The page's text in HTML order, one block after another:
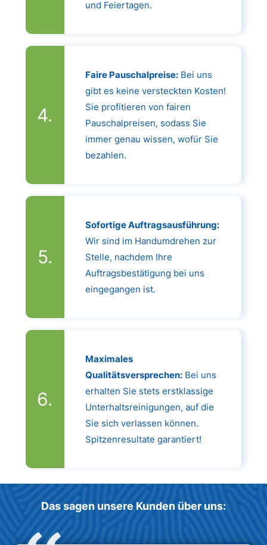
und Feiertagen.
Faire Pauschalpreise:Bei uns
gibt es keine versteckten Kosten!
Sie profitieren von fairen
Pauschalpreisen, sodass Sie
immer genau wissen, wofür Sie
bezahlen.
Sofortige Auftragsausführung:
Wir sind im Handumdrehen zur
Stelle, nachdem Ihre
Auftragsbestätigung bei uns
eingegangen ist.
Maximales
Qualitätsversprechen:Bei uns
erhalten Sie stets erstklassige
Unterhaltsreinigungen, auf die
Sie sich verlassen können.
Spitzenresultate garantiert!
Das sagen unsere Kunden über uns: